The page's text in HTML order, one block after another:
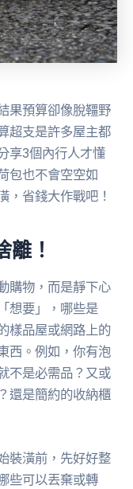
果預算卻像脫韁野
超支是許多屋主都
享3個內行人才懂
包也不會空空如
，省錢大作戰吧！
！
購物，而是靜下心
想要」，哪些是
樣品屋或網路上的
西。例如，你有泡
不是必需品？又或
還是簡約的收納櫃
裝潢前，先好好整
些可以丟棄或轉